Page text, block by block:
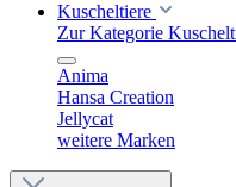
Kuscheltiere
Zur Kategorie
Anima
Hansa Creation
Jellycat
weitere Marken